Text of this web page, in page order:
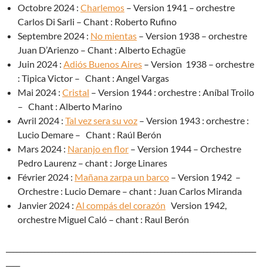
Octobre 2024 : Charlemos – Version 1941 – orchestre
Carlos Di Sarli – Chant : Roberto Rufino
Septembre 2024 : No mientas – Version 1938 – orchestre
Juan D’Arienzo – Chant : Alberto Echagüe
Juin 2024 : Adiós Buenos Aires – Version 1938 – orchestre
: Tipica Victor – Chant : Angel Vargas
Mai 2024 : Cristal – Version 1944 : orchestre : Aníbal Troilo
– Chant : Alberto Marino
Avril 2024 : Tal vez sera su voz – Version 1943 : orchestre :
Lucio Demare – Chant : Raúl Berón
Mars 2024 : Naranjo en flor – Version 1944 – Orchestre
Pedro Laurenz – chant : Jorge Linares
Février 2024 : Mañana zarpa un barco – Version 1942 –
Orchestre : Lucio Demare – chant : Juan Carlos Miranda
Janvier 2024 : Al compás del corazón Version 1942,
orchestre Miguel Caló – chant : Raul Berón